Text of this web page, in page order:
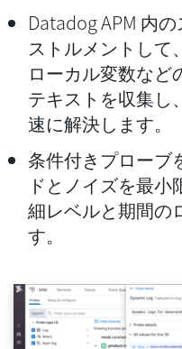
Datadog APM 内
ストルメントして
ローカル変数など
テキストを収集し
速に解決します。
条件付きプローブ
ドとノイズを最
細レベルと期間の
す。